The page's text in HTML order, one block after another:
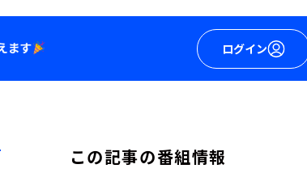
ログイン
この記事の番組情報